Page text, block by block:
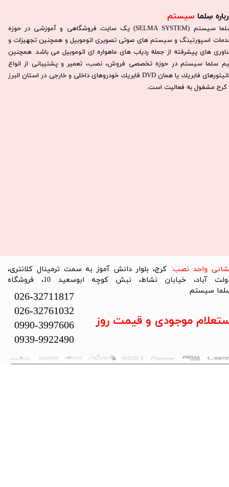
سِلما سیستم​​​​​​​
سِلما سيستم (SELMA SYSTEM) یک سایت فروشگاهی و آموزشی در حوزه
اسپورتینگ و سیستم های صوتی تصویری اتوموبیل و همچنین تجهیزات و
های پیشرفته از جمله ردیاب های ماهواره ای اتوموبیل می باشد. همچنين
سلما سيستم در حوزه تخصصی فروش، نصب، تعمير و پشتيبانی از انواع
مانيتورهای فابريك يا همان DVD فابريك خودروهای داخلی و خارجی در استان البرز
كرج مشغول به فعاليت است.​​​​​​​
تمام حقوق این سایت متعلق به فروشگاه سلما سیستم می‌باشد.
واحد نصب: کرج، بلوار دانش آموز به سمت ترمینال کلانتری،
دولت آباد، خیابان نشاط، نبش کوچه ابوسعید 10، فروشگاه
سیستم​​​​​​​
026-32711817
026-32761032
0990-3997606
0939-9922490
موجودی و قیمت روز